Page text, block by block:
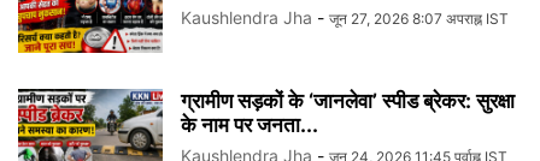
Kaushlendra Jha - जून 27, 2026 8:07 अपराह्न IST
ग्रामीण सड़कों के ‘जानलेवा’ स्पीड ब्रेकर: सुरक्षा
के नाम पर जनता...
Kaushlendra Jha - जून 24, 2026 11:45 पूर्वाह्न IST